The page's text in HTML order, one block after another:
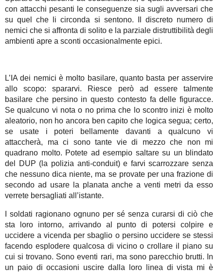
con attacchi pesanti le conseguenze sia sugli avversari che
su quel che li circonda si sentono. Il discreto numero di
nemici che si affronta di solito e la parziale distruttibilità degli
ambienti apre a sconti occasionalmente epici.
L’IA dei nemici è molto basilare, quanto basta per asservire
allo scopo: spararvi. Riesce però ad essere talmente
basilare che persino in questo contesto fa delle figuracce.
Se qualcuno vi nota o no prima che lo scontro inizi è molto
aleatorio, non ho ancora ben capito che logica segua; certo,
se usate i poteri bellamente davanti a qualcuno vi
attaccherà, ma ci sono tante vie di mezzo che non mi
quadrano molto. Potete ad esempio saltare su un blindato
del DUP (la polizia anti-conduit) e farvi scarrozzare senza
che nessuno dica niente, ma se provate per una frazione di
secondo ad usare la planata anche a venti metri da esso
verrete bersagliati all’istante.
I soldati ragionano ognuno per sé senza curarsi di ciò che
sta loro intorno, arrivando al punto di potersi colpire e
uccidere a vicenda per sbaglio o persino uccidere se stessi
facendo esplodere qualcosa di vicino o crollare il piano su
cui si trovano. Sono eventi rari, ma sono parecchio brutti. In
un paio di occasioni uscire dalla loro linea di vista mi è